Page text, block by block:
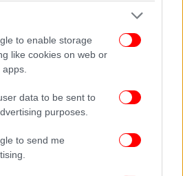
to enable storage
like cookies on web or
data to be sent to
purposes.
to send me